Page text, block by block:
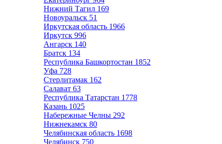
Нижний Тагил 169
Новоуральск 51
Иркутская область 1966
Иркутск 996
Ангарск 140
Братск 134
Республика Башкортостан 1852
Уфа 728
Стерлитамак 162
Салават 63
Республика Татарстан 1778
Казань 1025
Набережные Челны 292
Нижнекамск 80
Челябинская область 1698
Челябинск 750